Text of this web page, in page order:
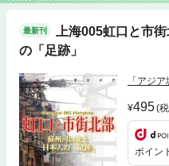
最新刊
上海005虹口と市
の「足跡」
「アジ
495(
ポイン